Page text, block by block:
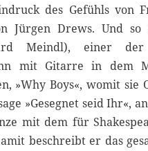
des Gefühls von
Jürgen Drews. Und
Meindl), einer
mit Gitarre in dem
»Why Boys«, womit
»Gesegnet seid Ihr«,
mit dem für
beschreibt er das